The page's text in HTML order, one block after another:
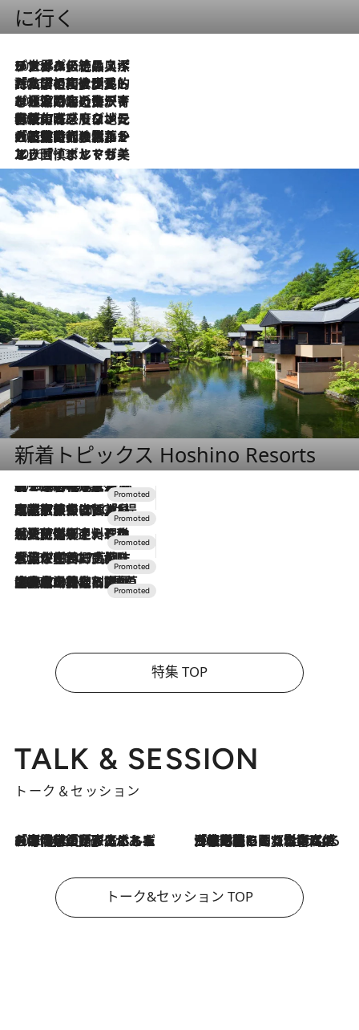
に行く
2026.8.8
リスボンの絶品スイーツ「パステル・デ・ナタ」とは？ポルトガル伝統の奥深い世界へ
2026.7.27
「私の祖国はポルトガル語です」国民的詩人フェルナンド・ペソアと、彼が愛した文学の街を歩く
2026.7.26
ポルトガル近海が育む極上の海の幸。キリリと冷えた白ワインと愉しむ、シーフード専門店の贅沢
2026.7.22
伝統の味をモダンに昇華。高感度な地元客が集う、リスボンの最旬ガストロノミー
2026.7.21
大航海時代の栄華から、震災、独裁、そして革命へ。ポルトガル・首都リスボンの石畳に刻まれた「歴史の光と影」
2026.7.13
エッセイ・ヤマザキマリ「慎ましくも美しき国 ポルトガル」
新着トピックス Hoshino Resorts
2026.8.7
【トンボの足水浴】ヒノキの香りに包まれて涼感マックス！約13℃の湧水かけ流しを避暑地「星野温泉 トンボの湯」で体験
2026.7.31
【ホテル帰省】という選択肢をOMOが提案。家族とほどよい距離を保つには「昼は実家、夜は気兼ねなくホテルで！」
2026.7.24
【夏限定ディナーコース】旬を迎える稚鮎や花ズッキーニなどをイタリア・トスカーナの郷土料理の手法で満喫！
2026.7.17
「土佐和ハーブかき氷」がOMO7高知に登場！生姜、山椒、大葉など目にも舌にも涼を呼ぶ郷土の味
2026.7.10
NEW OPEN！【界 草津】名湯の地に誕生。趣の異なる2種の温泉と上州ならではの会席・蕎麦割烹など美食を味わう究極の癒やし旅
特集 TOP
TALK & SESSION
トーク＆セッション
2026.8.3
「今後値上げがあるとすれば…」「リスクがあるのは今年の冬」エネルギー専門家が語る、ホルムズ海峡封鎖が家庭にもたらす“ある心配” 2026.8.3
「住宅建てられない…」「サーチャージ料の高値が続いている」ホルムズ海峡封鎖による影響はいつまで続く？《エネルギー専門家に聞く“どうなる日本の暮らし”》
トーク&セッション TOP